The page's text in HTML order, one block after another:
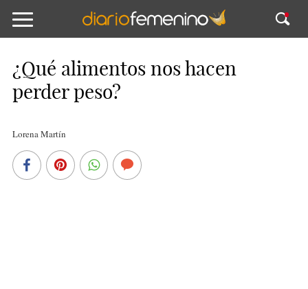
¿Qué alimentos nos hacen
perder peso?
Lorena Martín